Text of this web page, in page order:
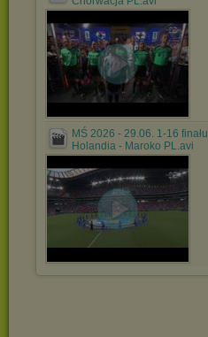
MŚ 2026 - 29.06. 1-16 finału
Holandia - Maroko PL.avi